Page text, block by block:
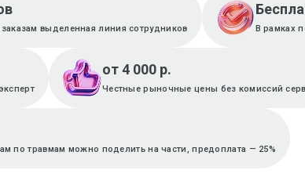
выделенная линия сотрудников В рамках
от 4 000 р.
Честные рыночные цены без комиссий
по травмам можно поделить на части, предоплата — 25%